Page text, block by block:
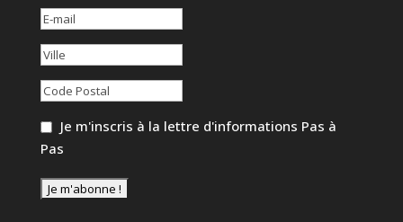
Je m'inscris à la lettre d'informations Pas à
Pas